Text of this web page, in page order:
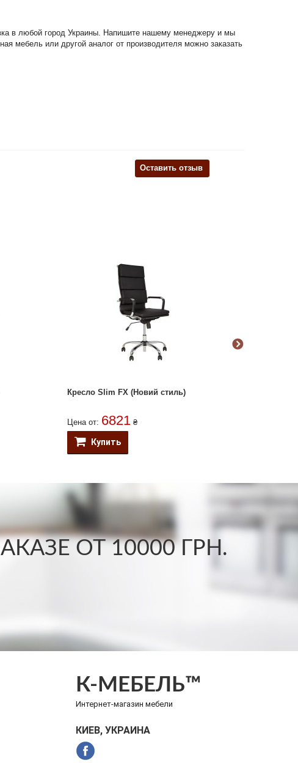
в любой город Украины. Напишите нашему менеджеру и мы
мебель или другой аналог от производителя можно заказать
Оставить отзыв
Кресло Slim FX (Новий стиль)
Цена от: 6821 ₴
Купить
ОТ 10000 ГРН.
К-МЕБЕЛЬ™
Интернет-магазин мебели
КИЕВ, УКРАИНА